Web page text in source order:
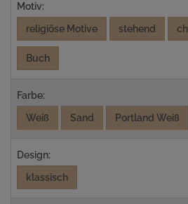
Motiv:
religiöse Motive
stehend
Buch
Farbe:
Weiß
Sand Portland Weiß
Design:
klassisch